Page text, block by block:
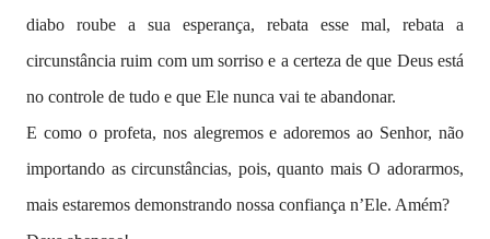
diabo roube a sua esperança, rebata esse mal, rebata a
circunstância ruim com um sorriso e a certeza de que Deus está
no controle de tudo e que Ele nunca vai te abandonar.
E como o profeta, nos alegremos e adoremos ao Senhor, não
importando as circunstâncias, pois, quanto mais O adorarmos,
mais estaremos demonstrando nossa confiança n’Ele. Amém?